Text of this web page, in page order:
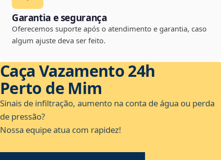
Garantia e segurança
Oferecemos suporte após o atendimento e garantia, caso
algum ajuste deva ser feito.
Caça Vazamento 24h
Perto de Mim
Sinais de infiltração, aumento na conta de água ou perda
de pressão?
Nossa equipe atua com rapidez!